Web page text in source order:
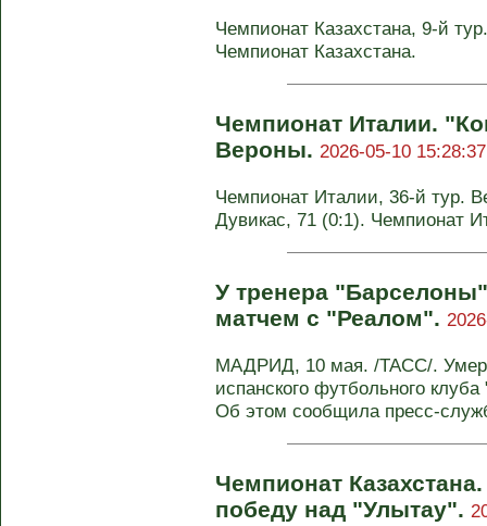
Чемпионат Казахстана, 9-й
Чемпионат Казахстана.
Чемпионат Италии.
Вероны. 2026-05-10 15:28:37
Чемпионат Италии, 36-й тур.
Дувикас, 71 (0:1). Чемпионат
У тренера
матчем с "Реалом".
МАДРИД, 10 мая. /ТАСС/. Умер
испанского футбольного
Об этом сообщила пресс-
Чемпионат
победу над "Улытау".